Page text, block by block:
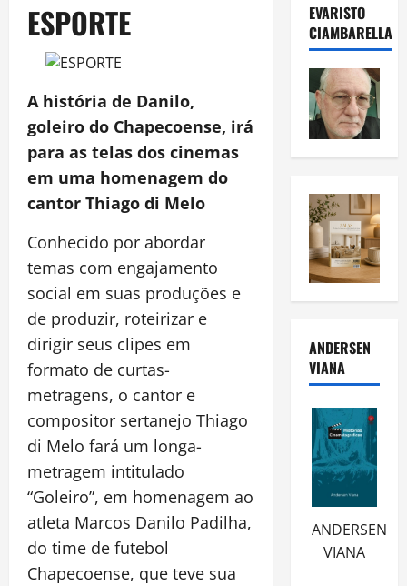
ESPORTE
A história de Danilo,
goleiro do Chapecoense, irá
para as telas dos cinemas
em uma homenagem do
cantor Thiago di Melo
Conhecido por abordar
temas com engajamento
social em suas produções e
de produzir, roteirizar e
dirigir seus clipes em
formato de curtas-
metragens, o cantor e
compositor sertanejo Thiago
di Melo fará um longa-
metragem intitulado
“Goleiro”, em homenagem ao
atleta Marcos Danilo Padilha,
do time de futebol
Chapecoense, que teve sua
EVARISTO
CIAMBARELLA
ANDERSEN
VIANA
ANDERSEN
VIANA